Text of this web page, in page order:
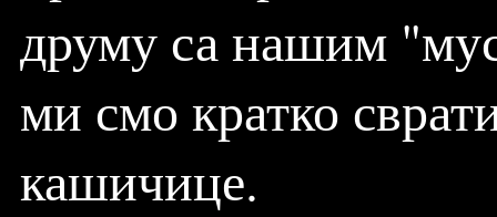
друму са нашим
ми смо кратко
кашичице.